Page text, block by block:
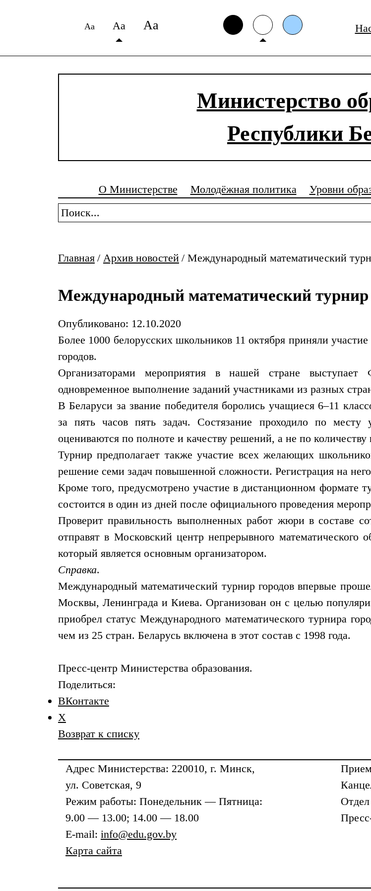
Аа Аа Аа
Министерство
Республики
О Министерстве Молодёжная политика Уровни
Главная / Архив новостей / Международный математический
Международный математический турнир
Опубликовано: 12.10.2020
Более 1000 белорусских школьников 11 октября приняли
городов.
Организаторами мероприятия в нашей стране
одновременное выполнение заданий участниками из разных
В Беларуси за звание победителя боролись учащиеся 6–11
за пять часов пять задач. Состязание проходило по месту
оцениваются по полноте и качеству решений, а не по
Турнир предполагает также участие всех желающих
решение семи задач повышенной сложности. Регистрация на
Кроме того, предусмотрено участие в дистанционном формате
состоится в один из дней после официального проведения
Проверит правильность выполненных работ жюри в составе
отправят в Московский центр непрерывного
который является основным организатором.
Справка.
Международный математический турнир городов впервые
Москвы, Ленинграда и Киева. Организован он с целью
приобрел статус Международного математического турнира
чем из 25 стран. Беларусь включена в этот состав с 1998 года.
Пресс-центр Министерства образования.
Поделиться:
ВКонтакте
X
Возврат к списку
Адрес Министерства: 220010, г. Минск,
ул. Советская, 9
Режим работы: Понедельник — Пятница:
9.00 — 13.00; 14.00 — 18.00
E-mail: info@edu.gov.by
Карта сайта